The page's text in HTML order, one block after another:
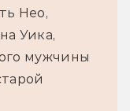
Нео,
Уика,
мужчины